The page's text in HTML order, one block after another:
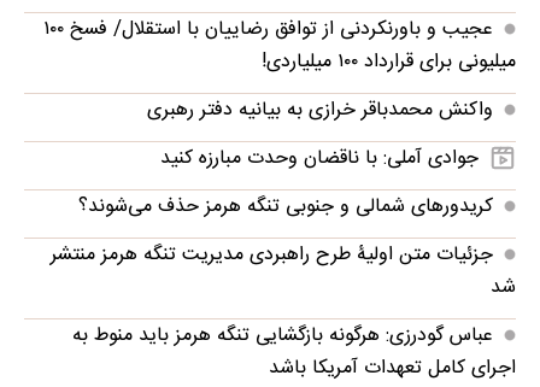
عجیب و باورنکردنی از توافق رضاییان با استقلال/ فسخ ۱۰۰
میلیونی برای قرارداد ۱۰۰ میلیاردی!
واکنش محمدباقر خرازی به بیانیه دفتر رهبری
جوادی آملی: با ناقضان وحدت مبارزه کنید
کریدورهای شمالی و جنوبی تنگه هرمز حذف می‌شوند؟
جزئیات متن اولیۀ طرح راهبردی مدیریت تنگه هرمز منتشر
شد
عباس گودرزی: هرگونه بازگشایی تنگه هرمز باید منوط به
اجرای کامل تعهدات آمریکا باشد